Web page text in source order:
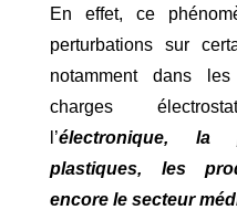
En effet, ce
perturbations sur
notamment dans
charges
l’électronique, la
plastiques, les
encore le secteur